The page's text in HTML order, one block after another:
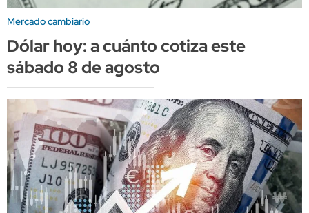
Mercado cambiario
Dólar hoy: a cuánto cotiza este
sábado 8 de agosto